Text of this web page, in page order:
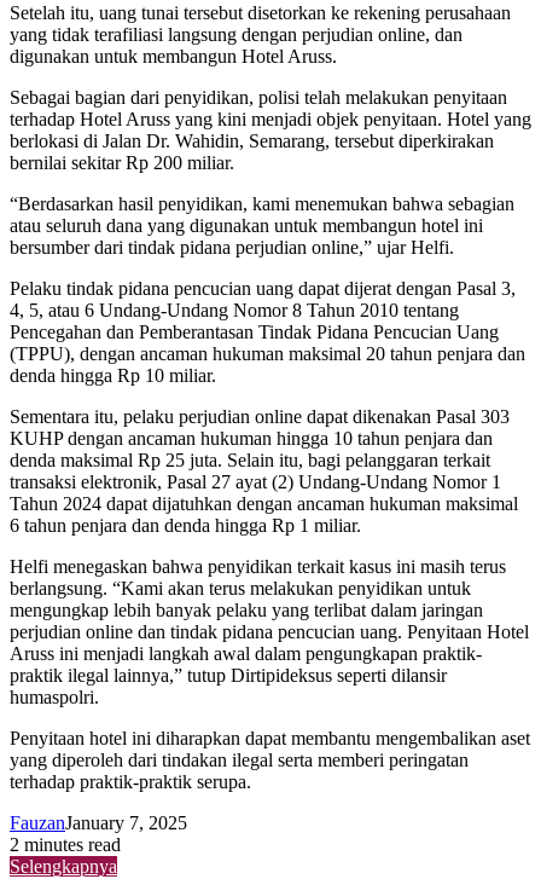
Setelah itu, uang tunai tersebut disetorkan ke rekening perusahaan
yang tidak terafiliasi langsung dengan perjudian online, dan
digunakan untuk membangun Hotel Aruss.
Sebagai bagian dari penyidikan, polisi telah melakukan penyitaan
terhadap Hotel Aruss yang kini menjadi objek penyitaan. Hotel yang
berlokasi di Jalan Dr. Wahidin, Semarang, tersebut diperkirakan
bernilai sekitar Rp 200 miliar.
“Berdasarkan hasil penyidikan, kami menemukan bahwa sebagian
atau seluruh dana yang digunakan untuk membangun hotel ini
bersumber dari tindak pidana perjudian online,” ujar Helfi.
Pelaku tindak pidana pencucian uang dapat dijerat dengan Pasal 3,
4, 5, atau 6 Undang-Undang Nomor 8 Tahun 2010 tentang
Pencegahan dan Pemberantasan Tindak Pidana Pencucian Uang
(TPPU), dengan ancaman hukuman maksimal 20 tahun penjara dan
denda hingga Rp 10 miliar.
Sementara itu, pelaku perjudian online dapat dikenakan Pasal 303
KUHP dengan ancaman hukuman hingga 10 tahun penjara dan
denda maksimal Rp 25 juta. Selain itu, bagi pelanggaran terkait
transaksi elektronik, Pasal 27 ayat (2) Undang-Undang Nomor 1
Tahun 2024 dapat dijatuhkan dengan ancaman hukuman maksimal
6 tahun penjara dan denda hingga Rp 1 miliar.
Helfi menegaskan bahwa penyidikan terkait kasus ini masih terus
berlangsung. “Kami akan terus melakukan penyidikan untuk
mengungkap lebih banyak pelaku yang terlibat dalam jaringan
perjudian online dan tindak pidana pencucian uang. Penyitaan Hotel
Aruss ini menjadi langkah awal dalam pengungkapan praktik-
praktik ilegal lainnya,” tutup Dirtipideksus seperti dilansir
humaspolri.
Penyitaan hotel ini diharapkan dapat membantu mengembalikan aset
yang diperoleh dari tindakan ilegal serta memberi peringatan
terhadap praktik-praktik serupa.
FauzanJanuary 7, 2025
2 minutes read
Selengkapnya